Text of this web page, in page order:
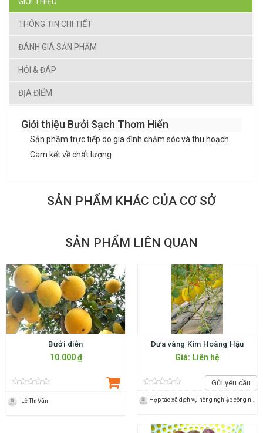
THÔNG TIN CHI TIẾT
ĐÁNH GIÁ SẢN PHẨM
HỎI & ĐÁP
ĐỊA ĐIỂM
Giới thiệu Bưởi Sạch Thơm Hiển
Sản phầm trực tiếp do gia đình chăm sóc và thu hoạch.
Cam kết về chất lượng
SẢN PHẨM KHÁC CỦA CƠ SỞ
SẢN PHẨM LIÊN QUAN
Bưởi diễn
10.000 ₫
Lê Thị Vân
Dưa vàng Kim Hoàng Hậu
Giá: Liên hệ
Gửi yêu cầu
Hợp tác xã dịch vụ nông nghiệp công nghệ cao Hoằng Đạt